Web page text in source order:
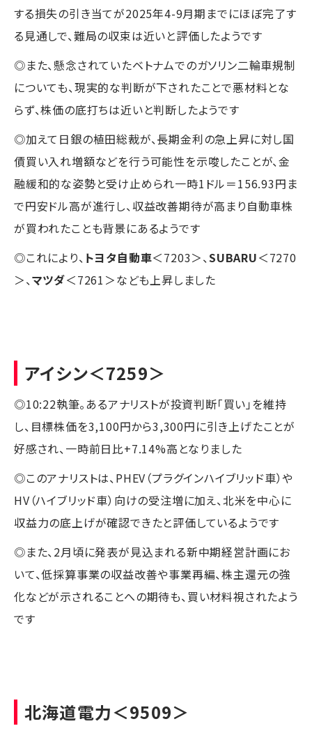
する損失の引き当てが2025年4-9月期までにほぼ完了す
る見通しで、難局の収束は近いと評価したようです
◎また、懸念されていたベトナムでのガソリン二輪車規制
についても、現実的な判断が下されたことで悪材料とな
らず、株価の底打ちは近いと判断したようです
◎加えて日銀の植田総裁が、長期金利の急上昇に対し国
債買い入れ増額などを行う可能性を示唆したことが、金
融緩和的な姿勢と受け止められ一時1ドル＝156.93円ま
で円安ドル高が進行し、収益改善期待が高まり自動車株
が買われたことも背景にあるようです
◎これにより、 トヨタ自動車＜7203＞、SUBARU＜7270
＞、マツダ＜7261＞なども上昇しました
アイシン＜7259＞
◎10:22執筆。あるアナリストが投資判断「買い」を維持
し、目標株価を3,100円から3,300円に引き上げたことが
好感され、一時前日比+7.14%高となりました
◎このアナリストは、PHEV（プラグインハイブリッド車）や
HV（ハイブリッド車）向けの受注増に加え、北米を中心に
収益力の底上げが確認できたと評価しているようです
◎また、2月頃に発表が見込まれる新中期経営計画にお
いて、低採算事業の収益改善や事業再編、株主還元の強
化などが示されることへの期待も、買い材料視されたよう
です
北海道電力＜9509＞